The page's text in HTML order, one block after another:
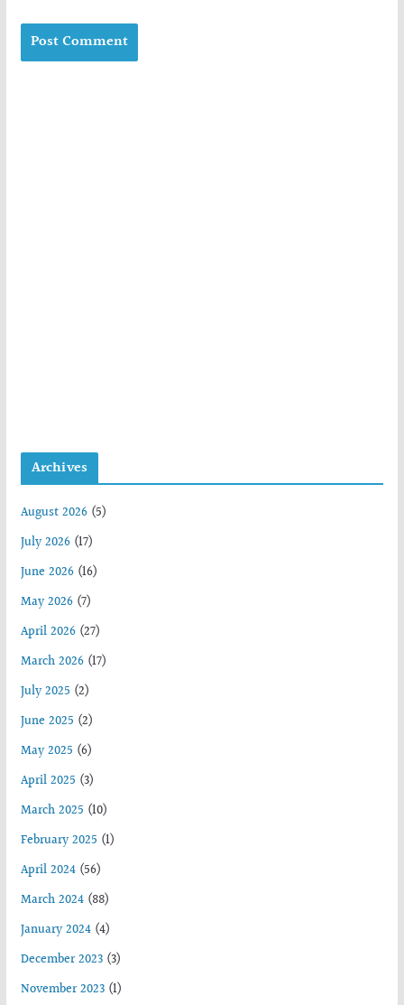
Archives
August 2026(5)
July 2026(17)
June 2026(16)
May 2026(7)
April 2026(27)
March 2026(17)
July 2025 (2)
June 2025 (2)
May 2025 (6)
April 2025 (3)
March 2025 (10)
February 2025 (1)
April 2024(56)
March 2024(88)
January 2024(4)
December 2023(3)
November 2023(1)